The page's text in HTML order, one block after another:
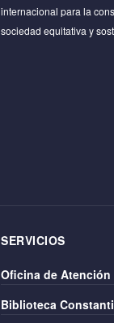
internacional para la
sociedad equitativa y
SERVICIOS
Oficina de
Biblioteca